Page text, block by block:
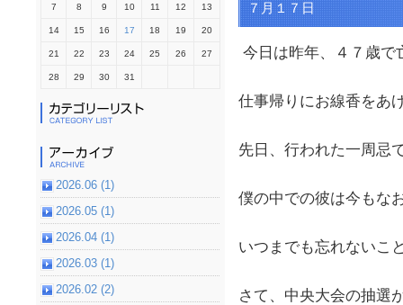
７月１７日
今日は昨年、４７歳で
仕事帰りにお線香をあ
先日、行われた一周忌
僕の中での彼は今もな
いつまでも忘れないこ
さて、中央大会の抽選
7 8 9 10 11 12 13
14 15 16 17 18 19 20
21 22 23 24 25 26 27
28 29 30 31
2026.06 (1)
2026.05 (1)
2026.04 (1)
2026.03 (1)
2026.02 (2)